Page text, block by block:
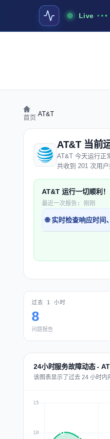
Live
首页 AT&T
AT&T 当前
AT&T 今天运行正
共收到 201 次用
AT&T 运行一切顺利！
最近一次报告: 刚刚
🌐 实时检查响应时间
过去 1 小时
8
问题报告
24小时服务故障动态 -
该图表显示了过去 24 小时内